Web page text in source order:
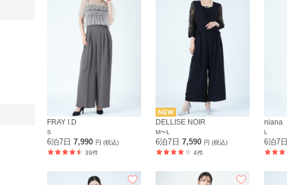
FRAY I.D
S
6泊7日 7,990 円 (税込)
39件
DELLISE NOIR
M〜L
6泊7日 7,590 円 (税込)
4件
niana
L
6泊7日